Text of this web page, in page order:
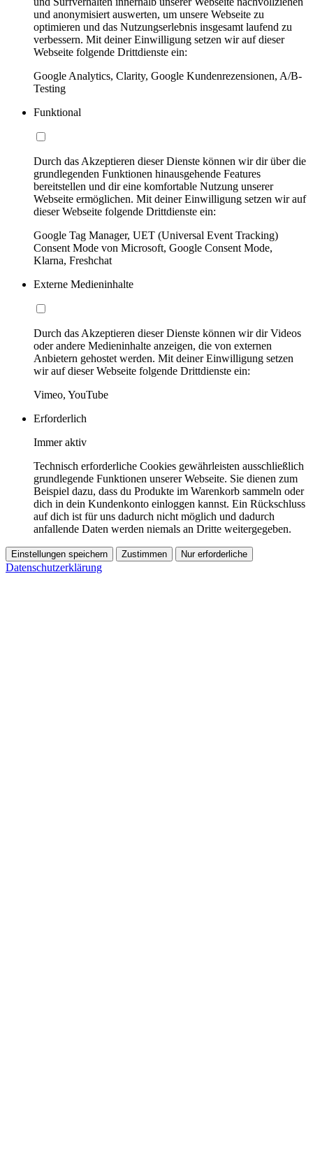
und anonymisiert auswerten, um unsere Webseite zu
optimieren und das Nutzungserlebnis insgesamt laufend zu
verbessern. Mit deiner Einwilligung setzen wir auf dieser
Webseite folgende Drittdienste ein:
Google Analytics, Clarity, Google Kundenrezensionen, A/B-
Testing
Funktional
Durch das Akzeptieren dieser Dienste können wir dir über die
grundlegenden Funktionen hinausgehende Features
bereitstellen und dir eine komfortable Nutzung unserer
Webseite ermöglichen. Mit deiner Einwilligung setzen wir auf
dieser Webseite folgende Drittdienste ein:
Google Tag Manager, UET (Universal Event Tracking)
Consent Mode von Microsoft, Google Consent Mode,
Klarna, Freshchat
Externe Medieninhalte
Durch das Akzeptieren dieser Dienste können wir dir Videos
oder andere Medieninhalte anzeigen, die von externen
Anbietern gehostet werden. Mit deiner Einwilligung setzen
wir auf dieser Webseite folgende Drittdienste ein:
Vimeo, YouTube
Erforderlich
Immer aktiv
Technisch erforderliche Cookies gewährleisten ausschließlich
grundlegende Funktionen unserer Webseite. Sie dienen zum
Beispiel dazu, dass du Produkte im Warenkorb sammeln oder
dich in dein Kundenkonto einloggen kannst. Ein Rückschluss
auf dich ist für uns dadurch nicht möglich und dadurch
anfallende Daten werden niemals an Dritte weitergegeben.
Einstellungen speichern Zustimmen Nur erforderliche
Datenschutzerklärung